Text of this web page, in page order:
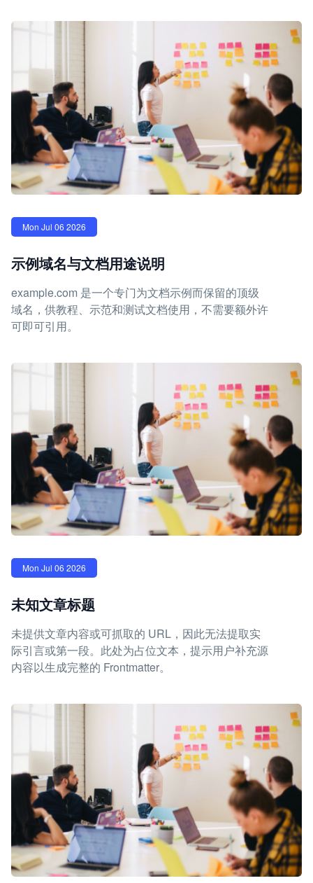
Mon Jul 06 2026
示例域名与文档用途说明
example.com 是一个专门为文档示例而保留的顶级
域名，供教程、示范和测试文档使用，不需要额外许
可即可引用。
Mon Jul 06 2026
未知文章标题
未提供文章内容或可抓取的 URL，因此无法提取实
际引言或第一段。此处为占位文本，提示用户补充源
内容以生成完整的 Frontmatter。